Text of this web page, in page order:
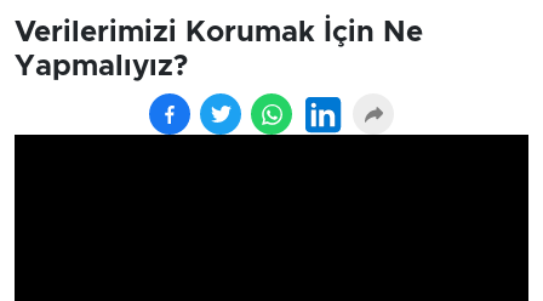
Verilerimizi Korumak İçin Ne
Yapmalıyız?